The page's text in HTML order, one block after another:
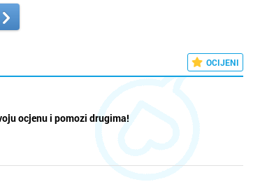
OCIJENI
ocjenu i pomozi drugima!